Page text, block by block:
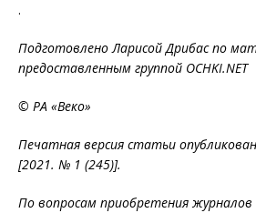
.
Подготовлено Ларисой Дрибас по
предоставленным группой OCHKI.NET
© РА «Веко»
Печатная версия статьи
[2021. № 1 (245)].
По вопросам приобретения